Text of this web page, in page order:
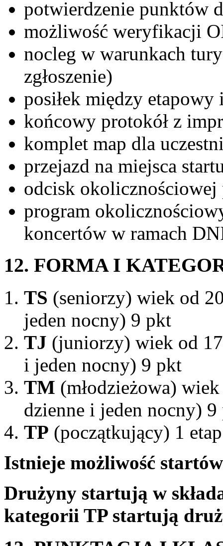
potwierdzenie punktów
możliwość weryfikacji
nocleg w warunkach
zgłoszenie)
posiłek między etapowy
końcowy protokół z
komplet map dla
przejazd na miejsca
odcisk okolicznościowej
program
koncertów w ramach
12. FORMA I
TS (seniorzy) wiek od
jeden nocny) 9 pkt
TJ (juniorzy) wiek od
i jeden nocny) 9 pkt
TM (młodzieżowa)
dzienne i jeden nocny)
TP (początkujący) 1
Istnieje możliwość
Drużyny startują w
kategorii TP startują